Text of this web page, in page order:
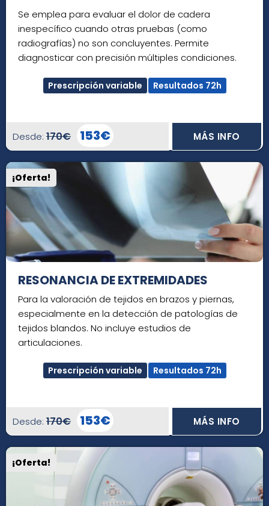
Se emplea para evaluar el dolor de cadera
inespecífico cuando otras pruebas (como
radiografías) no son concluyentes. Permite
diagnosticar con precisión múltiples condiciones.
Prescripción variable Resultados 72h
Desde: 170€ 153€ MÁS INFO
¡Oferta!
RESONANCIA DE EXTREMIDADES
Para la valoración de tejidos en brazos y piernas,
especialmente en la detección de patologías de
tejidos blandos. No incluye estudios de
articulaciones.
Prescripción variable Resultados 72h
Desde: 170€ 153€ MÁS INFO
¡Oferta!